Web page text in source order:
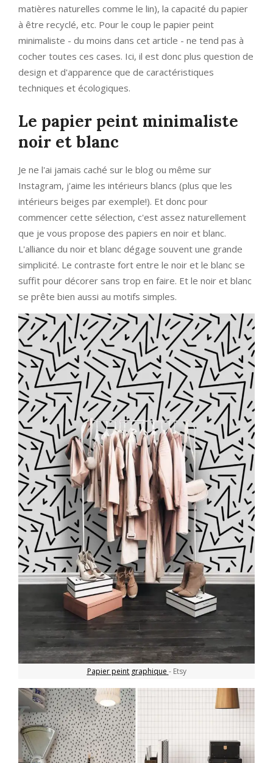
matières naturelles comme le lin), la capacité du papier
à être recyclé, etc. Pour le coup le papier peint
minimaliste - du moins dans cet article - ne tend pas à
cocher toutes ces cases. Ici, il est donc plus question de
design et d'apparence que de caractéristiques
techniques et écologiques.
Le papier peint minimaliste
noir et blanc
Je ne l'ai jamais caché sur le blog ou même sur
Instagram, j'aime les intérieurs blancs (plus que les
intérieurs beiges par exemple!). Et donc pour
commencer cette sélection, c'est assez naturellement
que je vous propose des papiers en noir et blanc.
L'alliance du noir et blanc dégage souvent une grande
simplicité. Le contraste fort entre le noir et le blanc se
suffit pour décorer sans trop en faire. Et le noir et blanc
se prête bien aussi au motifs simples.
Papier peint graphique - Etsy